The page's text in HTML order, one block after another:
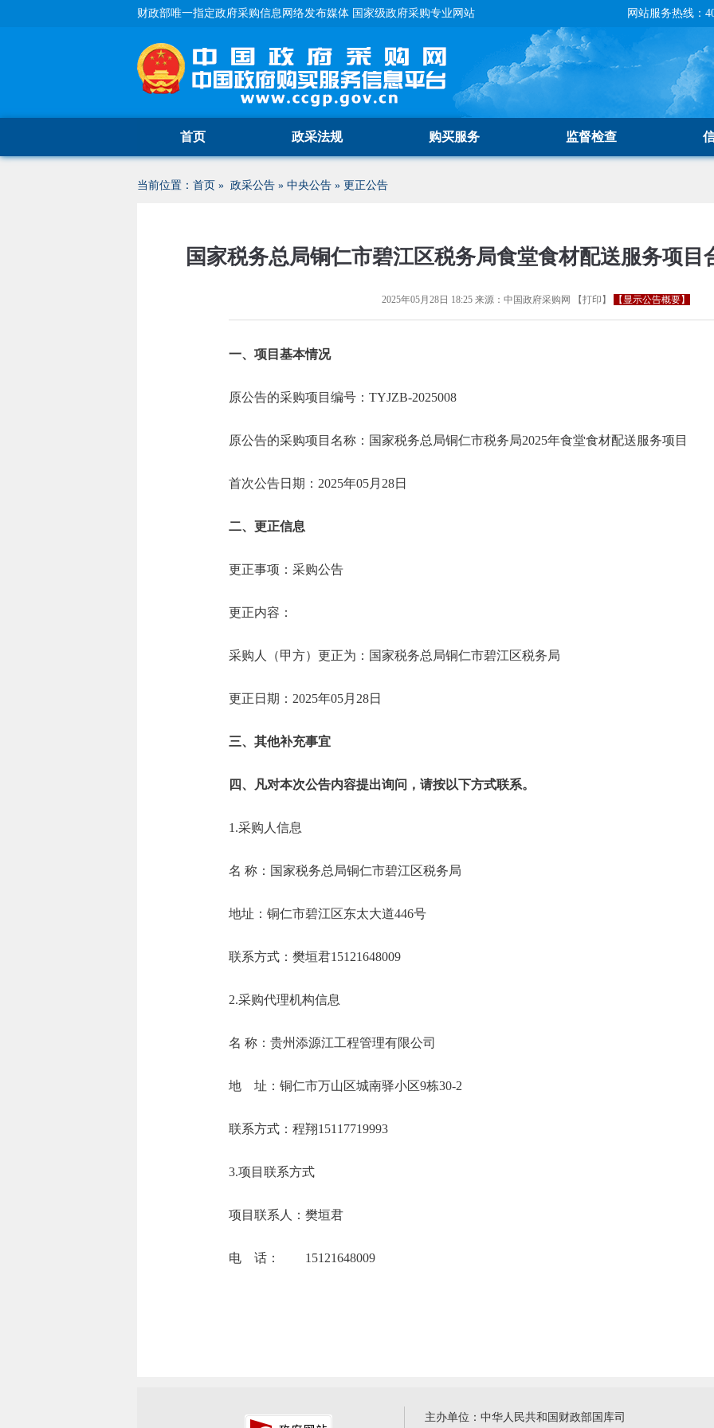
财政部唯一指定政府采购信息网络发布媒体 国家级政府采购专业网站 网站服务热线：
首页 政采法规 购买服务 监督检查
当前位置： 首页 » 政采公告 » 中央公告 » 更正公告
国家税务总局铜仁市碧江区税务局食堂食材配送服务项目
2025年05月28日 18:25来源： 中国政府采购网 【打印 】 【显示公告概要】
一、项目基本情况
原公告的采购项目编号：TYJZB-2025008
原公告的采购项目名称：国家税务总局铜仁市税务局2025年食堂食材配送
首次公告日期：2025年05月28日
二、更正信息
更正事项：采购公告
更正内容：
采购人（甲方）更正为：国家税务总局铜仁市碧江区税务局
更正日期：2025年05月28日
三、其他补充事宜
四、凡对本次公告内容提出询问，请按以下方式联系。
1.采购人信息
名 称：国家税务总局铜仁市碧江区税务局
地址：铜仁市碧江区东太大道446号
联系方式：樊垣君15121648009
2.采购代理机构信息
名 称：贵州添源江工程管理有限公司
地 址：铜仁市万山区城南驿小区9栋30-2
联系方式：程翔15117719993
3.项目联系方式
项目联系人：樊垣君
电 话： 15121648009
主办单位：中华人民共和国财政部国库司